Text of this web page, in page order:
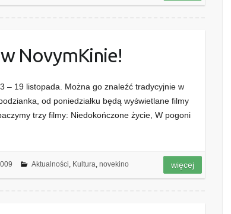
NovymKinie!
– 19 listopada. Można go znaleźć tradycyjnie w
od poniedziałku będą wyświetlane filmy
trzy filmy: Niedokończone życie, W pogoni
Aktualności Kultura novekino więcej